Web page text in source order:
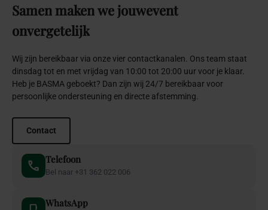
Samen makenwejouwevent
onvergetelijk
Wij zijn bereikbaar via onze vier contactkanalen. Ons team staat
dinsdag tot en met vrijdag van 10:00 tot 20:00 uur voor je klaar.
Heb je BASMA geboekt? Dan zijn wij 24/7 bereikbaar voor
persoonlijke ondersteuning en directe afstemming.
Contact
Telefoon
Bel naar +31 362 022 006
WhatsApp